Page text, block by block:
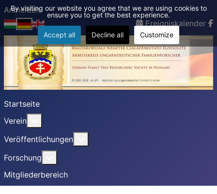
Anmelden
Ereigniskalender
Startseite
Verein
Veröffentlichungen
Forschung
Mitgliederbereich
By visiting our website you agree that we are using cookies to
ensure you to get the best experience.
Accept all Decline all Customize